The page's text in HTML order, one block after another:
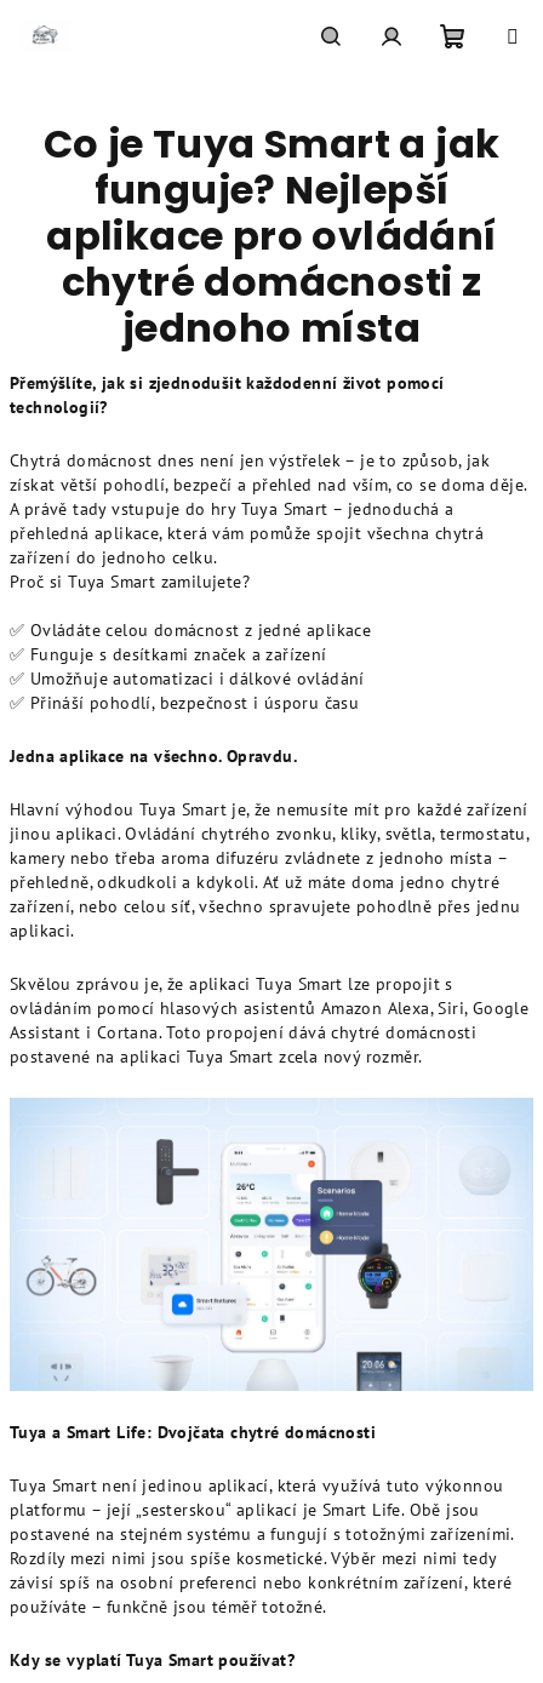
košík
Co je Tuya Smart a jak
funguje? Nejlepší
aplikace pro ovládání
chytré domácnosti z
jednoho místa
Přemýšlíte, jak si zjednodušit každodenní život pomocí
technologií?
Chytrá domácnost dnes není jen výstřelek – je to způsob, jak
získat větší pohodlí, bezpečí a přehled nad vším, co se doma děje.
A právě tady vstupuje do hry Tuya Smart – jednoduchá a
přehledná aplikace, která vám pomůže spojit všechna chytrá
zařízení do jednoho celku.
Proč si Tuya Smart zamilujete?
✅ Ovládáte celou domácnost z jedné aplikace
✅ Funguje s desítkami značek a zařízení
✅ Umožňuje automatizaci i dálkové ovládání
✅ Přináší pohodlí, bezpečnost i úsporu času
Jedna aplikace na všechno. Opravdu.
Hlavní výhodou Tuya Smart je, že nemusíte mít pro každé zařízení
jinou aplikaci. Ovládání chytrého zvonku, kliky, světla, termostatu,
kamery nebo třeba aroma difuzéru zvládnete z jednoho místa –
přehledně, odkudkoli a kdykoli. Ať už máte doma jedno chytré
zařízení, nebo celou síť, všechno spravujete pohodlně přes jednu
aplikaci.
Skvělou zprávou je, že aplikaci Tuya Smart lze propojit s
ovládáním pomocí hlasových asistentů Amazon Alexa, Siri, Google
Assistant i Cortana. Toto propojení dává chytré domácnosti
postavené na aplikaci Tuya Smart zcela nový rozměr.
Tuya a Smart Life: Dvojčata chytré domácnosti
Tuya Smart není jedinou aplikací, která využívá tuto výkonnou
platformu – její „sesterskou“ aplikací je Smart Life. Obě jsou
postavené na stejném systému a fungují s totožnými zařízeními.
Rozdíly mezi nimi jsou spíše kosmetické. Výběr mezi nimi tedy
závisí spíš na osobní preferenci nebo konkrétním zařízení, které
používáte – funkčně jsou téměř totožné.
Kdy se vyplatí Tuya Smart používat?